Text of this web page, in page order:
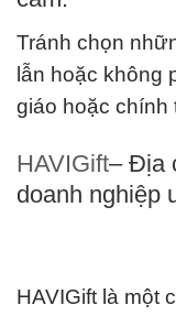
Tránh chọn
lẫn hoặc không
giáo hoặc chính
HAVIGift– Địa
doanh nghiệp
HAVIGift là một